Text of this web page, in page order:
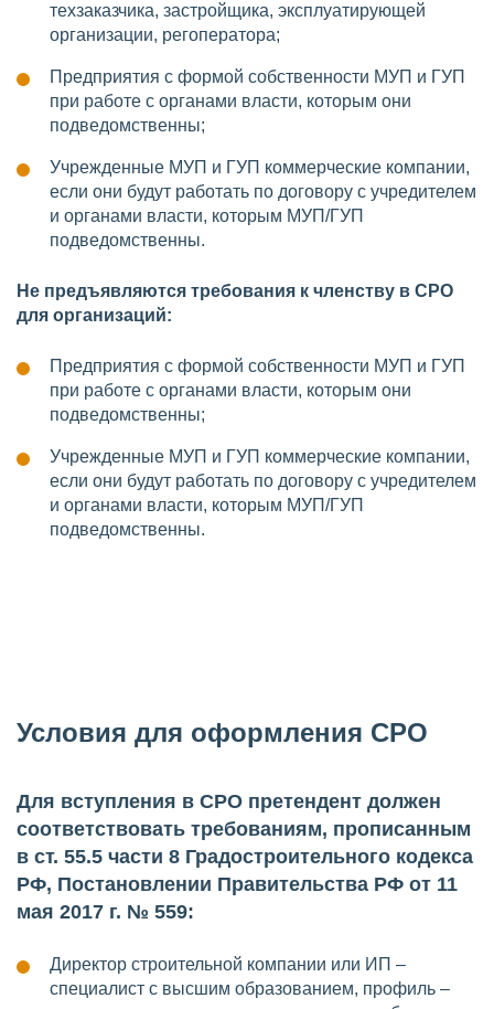
техзаказчика, застройщика, эксплуатирующей
организации, регоператора;
Предприятия с формой собственности МУП и ГУП
при работе с органами власти, которым они
подведомственны;
Учрежденные МУП и ГУП коммерческие компании,
если они будут работать по договору с учредителем
и органами власти, которым МУП/ГУП
подведомственны.
Не предъявляются требования к членству в СРО
для организаций:
Предприятия с формой собственности МУП и ГУП
при работе с органами власти, которым они
подведомственны;
Учрежденные МУП и ГУП коммерческие компании,
если они будут работать по договору с учредителем
и органами власти, которым МУП/ГУП
подведомственны.
Условия для оформления СРО
Для вступления в СРО претендент должен
соответствовать требованиям, прописанным
в ст. 55.5 части 8 Градостроительного кодекса
РФ, Постановлении Правительства РФ от 11
мая 2017 г. № 559:
Директор строительной компании или ИП –
специалист с высшим образованием, профиль –